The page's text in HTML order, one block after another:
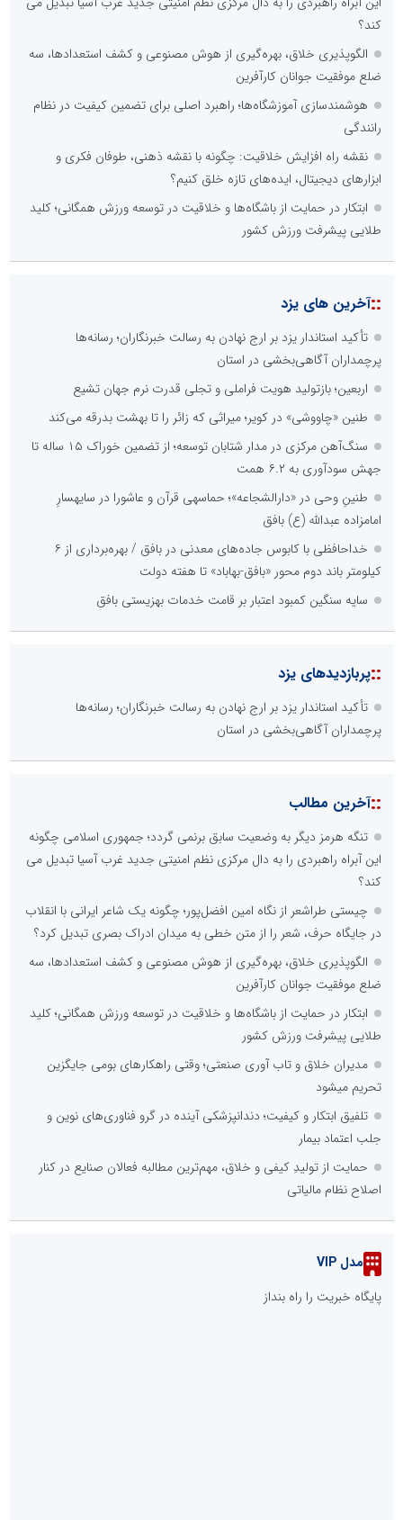
کند؟
الگوپذیری خلاق، بهره‌گیری از هوش مصنوعی و کشف استعدادها، سه
ضلع موفقیت جوانان کارآفرین
هوشمندسازی آموزشگاه‌ها؛ راهبرد اصلی برای تضمین کیفیت در نظام
رانندگی
نقشه راه افزایش خلاقیت: چگونه با نقشه ذهنی، طوفان فکری و
ابزارهای دیجیتال، ایده‌های تازه خلق کنیم؟
ابتکار در حمایت از باشگاه‌ها و خلاقیت در توسعه ورزش همگانی؛ کلید
طلایی پیشرفت ورزش کشور
::آخرین های یزد
تأکید استاندار یزد بر ارج نهادن به رسالت خبرنگاران؛ رسانه‌ها
پرچمداران آگاهی‌بخشی در استان
اربعین؛ بازتولید هویت فراملی و تجلی قدرت نرم جهان تشیع
طنین «چاووشی» در کویر؛ میراثی که زائر را تا بهشت بدرقه می‌کند
سنگ‌آهن مرکزی در مدار شتابان توسعه؛ از تضمین خوراک ۱۵ ساله تا
جهش سودآوری به ۶.۲ همت
طنینِ وحی در «دارالشجاعه»؛ حماسهی قرآن و عاشورا در سایهسارِ
امامزاده عبدالله (ع) بافق
خداحافظی با کابوس جاده‌های معدنی در بافق / بهره‌برداری از ۶
کیلومتر باند دوم محور «بافق-بهاباد» تا هفته دولت
سایه سنگین کمبود اعتبار بر قامت خدمات بهزیستی بافق
::پربازدیدهای یزد
تأکید استاندار یزد بر ارج نهادن به رسالت خبرنگاران؛ رسانه‌ها
پرچمداران آگاهی‌بخشی در استان
::آخرین مطالب
تنگه هرمز دیگر به وضعیت سابق برنمی گردد؛ جمهوری اسلامی چگونه
این آبراه راهبردی را به دال مرکزی نظم امنیتی جدید غرب آسیا تبدیل می
کند؟
چیستی طراشعر از نگاه امین افضل‌پور؛ چگونه یک شاعر ایرانی با انقلاب
در جایگاه حرف، شعر را از متن خطی به میدان ادراک بصری تبدیل کرد؟
الگوپذیری خلاق، بهره‌گیری از هوش مصنوعی و کشف استعدادها، سه
ضلع موفقیت جوانان کارآفرین
ابتکار در حمایت از باشگاه‌ها و خلاقیت در توسعه ورزش همگانی؛ کلید
طلایی پیشرفت ورزش کشور
مدیران خلاق و تاب آوری صنعتی؛ وقتی راهکارهای بومی جایگزین
تحریم میشود
تلفیق ابتکار و کیفیت؛ دندانپزشکی آینده در گرو فناوری‌های نوین و
جلب اعتماد بیمار
حمایت از تولیدِ کیفی و خلاق، مهم‌ترین مطالبه فعالان صنایع در کنار
اصلاح نظام مالیاتی
مدل VIP
پایگاه خبریت را راه بنداز